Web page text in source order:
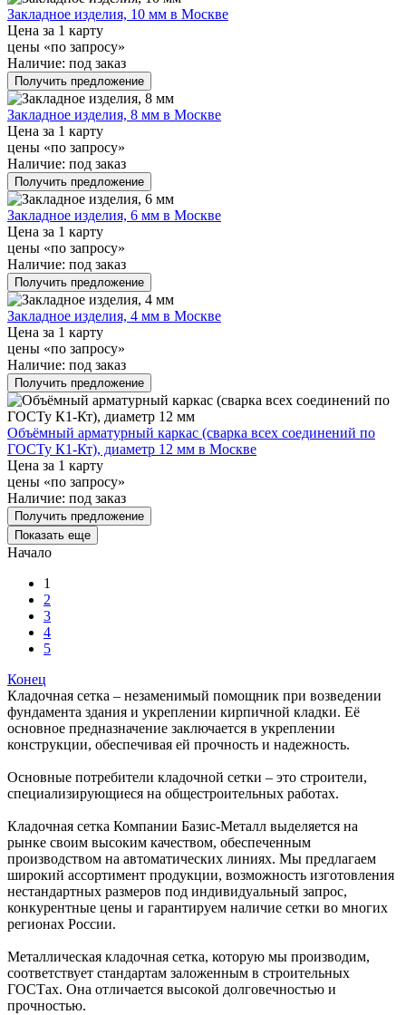
Закладное изделия, 10 мм в Москве
Цена за 1 карту
цены «по запросу»
Наличие: под заказ
Получить предложение
Закладное изделия, 8 мм в Москве
Цена за 1 карту
цены «по запросу»
Наличие: под заказ
Получить предложение
Закладное изделия, 6 мм в Москве
Цена за 1 карту
цены «по запросу»
Наличие: под заказ
Получить предложение
Закладное изделия, 4 мм в Москве
Цена за 1 карту
цены «по запросу»
Наличие: под заказ
Получить предложение
Объёмный арматурный каркас (сварка всех соединений по
ГОСТу К1-Кт), диаметр 12 мм в Москве
Цена за 1 карту
цены «по запросу»
Наличие: под заказ
Получить предложение
Показать еще
Начало
1
2
3
4
5
Конец
Кладочная сетка – незаменимый помощник при возведении
фундамента здания и укреплении кирпичной кладки. Её
основное предназначение заключается в укреплении
конструкции, обеспечивая ей прочность и надежность.
Основные потребители кладочной сетки – это строители,
специализирующиеся на общестроительных работах.
Кладочная сетка Компании Базис-Металл выделяется на
рынке своим высоким качеством, обеспеченным
производством на автоматических линиях. Мы предлагаем
широкий ассортимент продукции, возможность изготовления
нестандартных размеров под индивидуальный запрос,
конкурентные цены и гарантируем наличие сетки во многих
регионах России.
Металлическая кладочная сетка, которую мы производим,
соответствует стандартам заложенным в строительных
ГОСТах. Она отличается высокой долговечностью и
прочностью.